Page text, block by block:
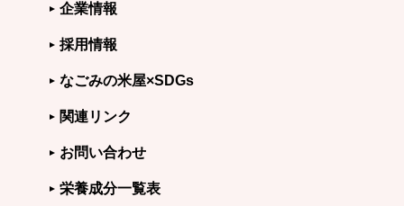
企業情報
採用情報
なごみの米屋×SDGs
関連リンク
お問い合わせ
栄養成分一覧表